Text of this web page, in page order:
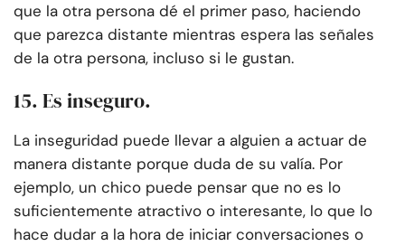
que la otra persona dé el primer paso, haciendo
que parezca distante mientras espera las señales
de la otra persona, incluso si le gustan.
15. Es inseguro.
La inseguridad puede llevar a alguien a actuar de
manera distante porque duda de su valía. Por
ejemplo, un chico puede pensar que no es lo
suficientemente atractivo o interesante, lo que lo
hace dudar a la hora de iniciar conversaciones o